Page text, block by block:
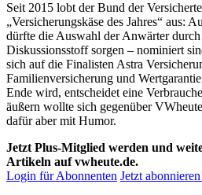
Seit 2015 lobt der Bund der
„Versicherungskäse des Jahres“ aus:
dürfte die Auswahl der Anwärter
Diskussionsstoff sorgen – nominiert
sich auf die Finalisten Astra
Familienversicherung und
Ende wird, entscheidet eine
äußern wollte sich gegenüber
dafür aber mit Humor.
Jetzt Plus-Mitglied werden und
Artikeln auf vwheute.de.
Login für Abonnenten Jetzt